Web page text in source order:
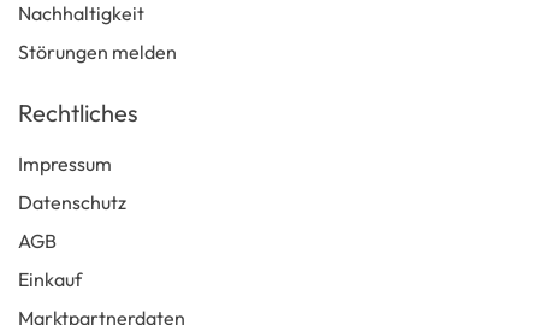
Nachhaltigkeit
Störungen melden
Rechtliches
Impressum
Datenschutz
AGB
Einkauf
Marktpartnerdaten